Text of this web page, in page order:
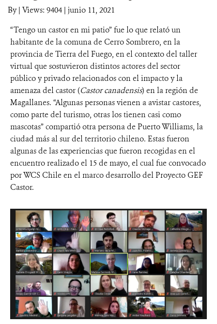
DONA
By| Views: 9404 | junio 11, 2021
“Tengo un castor en mi patio” fue lo que relató un
habitante de la comuna de Cerro Sombrero, en la
provincia de Tierra del Fuego, en el contexto del taller
virtual que sostuvieron distintos actores del sector
público y privado relacionados con el impacto y la
amenaza del castor (Castor canadensis) en la región de
Magallanes. “Algunas personas vienen a avistar castores,
como parte del turismo, otras los tienen casi como
mascotas” compartió otra persona de Puerto Williams, la
ciudad más al sur del territorio chileno. Estas fueron
algunas de las experiencias que fueron recogidas en el
encuentro realizado el 15 de mayo, el cual fue convocado
por WCS Chile en el marco desarrollo del Proyecto GEF
Castor.